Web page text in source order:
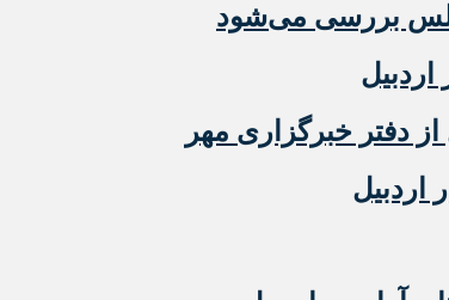
بررسی می‌شود
دفتر خبرگزاری مهر